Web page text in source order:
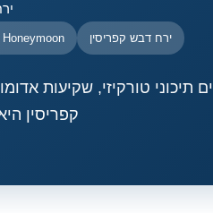
ירח דבש קפריסין
ים תיכוני טורקיזי, שקיעות
קפריסין